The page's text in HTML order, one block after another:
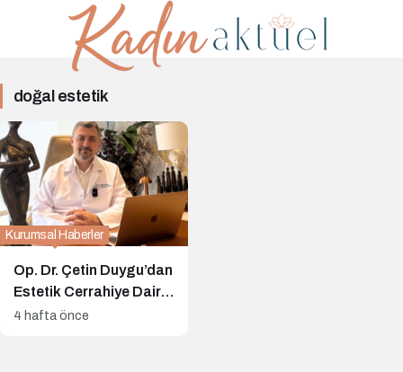
doğal
estetik
Haberleri
doğal estetik
Op. Dr. Çetin Duygu’dan
Estetik Cerrahiye Dair
Önemli Uyarı: Sosyal
Kurumsal Haberler
4 hafta önce